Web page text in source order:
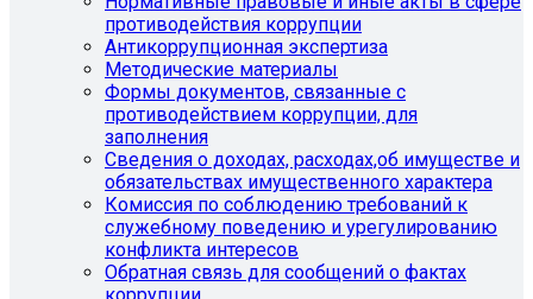
противодействия коррупции
Антикоррупционная экспертиза
Методические материалы
Формы документов, связанные с
противодействием коррупции, для
заполнения
Сведения о доходах, расходах,об имуществе и
обязательствах имущественного характера
Комиссия по соблюдению требований к
служебному поведению и урегулированию
конфликта интересов
Обратная связь для сообщений о фактах